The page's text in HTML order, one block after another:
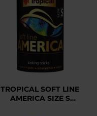
TROPICAL SOFT LINE
AMERICA SIZE S